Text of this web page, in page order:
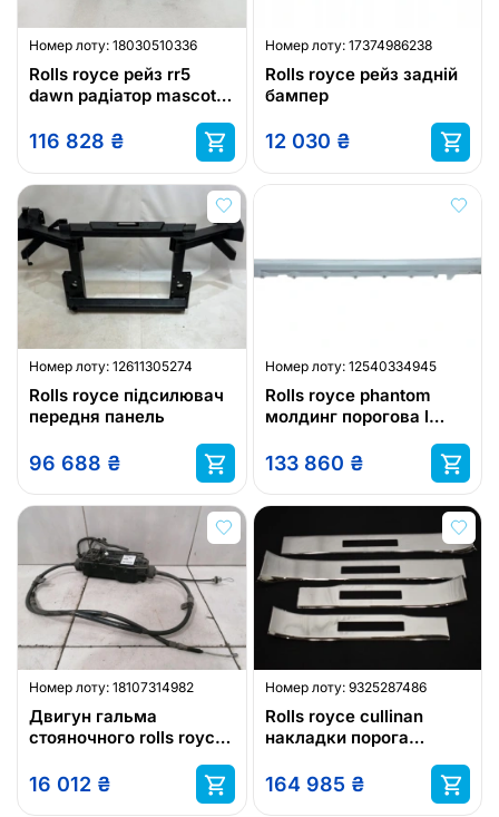
Номер лоту: 18030510336
Rolls royce рейз rr5
dawn радіатор mascot
116 828 ₴
Номер лоту: 17374986238
Rolls royce рейз задній
бампер
12 030 ₴
Номер лоту: 12611305274
Rolls royce підсилювач
передня панель
96 688 ₴
Номер лоту: 12540334945
Rolls royce phantom
молдинг порогова l
133 860 ₴
Номер лоту: 18107314982
Двигун гальма
стояночного rolls royce
16 012 ₴
Номер лоту: 9325287486
Rolls royce cullinan
накладки порога
164 985 ₴